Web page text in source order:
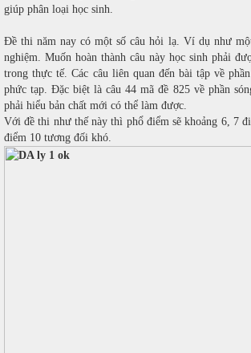
giúp phân loại học sinh.
Đề thi năm nay có một số câu hỏi lạ. Ví dụ như
nghiệm. Muốn hoàn thành câu này học sinh phải
trong thực tế. Các câu liên quan đến bài tập về
phức tạp. Đặc biệt là câu 44 mã đề 825 về phần
phải hiểu bản chất mới có thể làm được.
Với đề thi như thế này thì phổ điểm sẽ khoảng 6, 7
điểm 10 tương đối khó.